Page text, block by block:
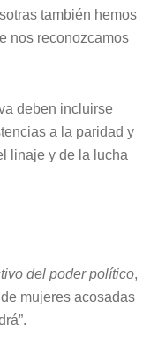
también hemos
nos reconozcamos
deben incluirse
a la paridad y
linaje y de la lucha
del poder político,
mujeres acosadas